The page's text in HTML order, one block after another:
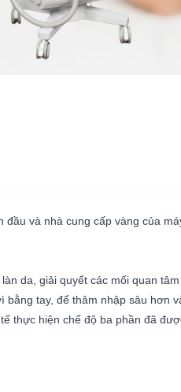
đầu và nhà cung cấp vàng của
da, giải quyết các mối quan
tay, để thâm nhập sâu hơn
thực hiện chế độ ba phần đã